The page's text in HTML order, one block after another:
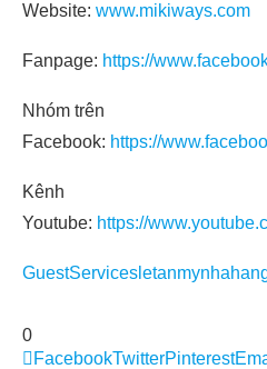
Website: www.mikiways.com
Fanpage: https://
Nhóm trên
Facebook: https://
Kênh
Youtube: https://
GuestServices letanmy
0
FacebookTwitterPinterest